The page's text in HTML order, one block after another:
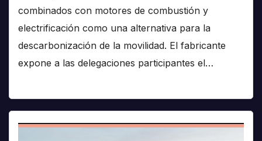
combinados con motores de combustión y
electrificación como una alternativa para la
descarbonización de la movilidad. El fabricante
expone a las delegaciones participantes el…